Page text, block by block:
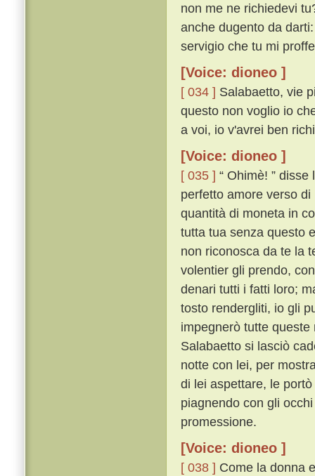
non me ne richiedevi
anche dugento da
servigio che tu mi
[Voice: dioneo ]
[ 034 ] Salabaetto, vie
questo non voglio io
a voi, io v'avrei ben
[Voice: dioneo ]
[ 035 ] “ Ohimè! ”
perfetto amore verso
quantità di moneta in
tutta tua senza questo
non riconosca da te la
volentier gli prendo,
denari tutti i fatti loro;
tosto rendergliti, io gli
impegnerò tutte
Salabaetto si lasciò
notte con lei, per
di lei aspettare, le
piagnendo con gli
promessione.
[Voice: dioneo ]
[ 038 ] Come la donna